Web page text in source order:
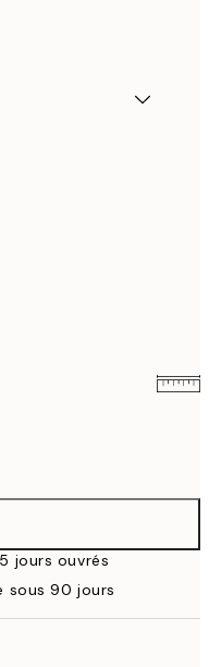
$88.95
$88.95
jours ouvrés
sous 90 jours